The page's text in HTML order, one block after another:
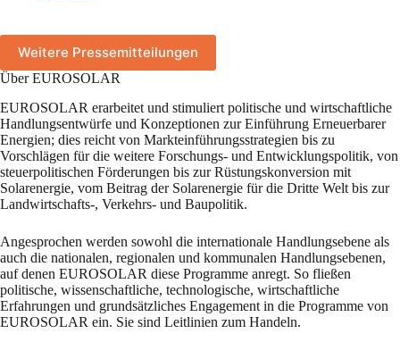
Weitere Pressemitteilungen
Über EUROSOLAR
EUROSOLAR erarbeitet und stimuliert politische und wirtschaftliche
Handlungsentwürfe und Konzeptionen zur Einführung Erneuerbarer
Energien; dies reicht von Markteinführungsstrategien bis zu
Vorschlägen für die weitere Forschungs- und Entwicklungspolitik, von
steuerpolitischen Förderungen bis zur Rüstungskonversion mit
Solarenergie, vom Beitrag der Solarenergie für die Dritte Welt bis zur
Landwirtschafts-, Verkehrs- und Baupolitik.
Angesprochen werden sowohl die internationale Handlungsebene als
auch die nationalen, regionalen und kommunalen Handlungsebenen,
auf denen EUROSOLAR diese Programme anregt. So fließen
politische, wissenschaftliche, technologische, wirtschaftliche
Erfahrungen und grundsätzliches Engagement in die Programme von
EUROSOLAR ein. Sie sind Leitlinien zum Handeln.